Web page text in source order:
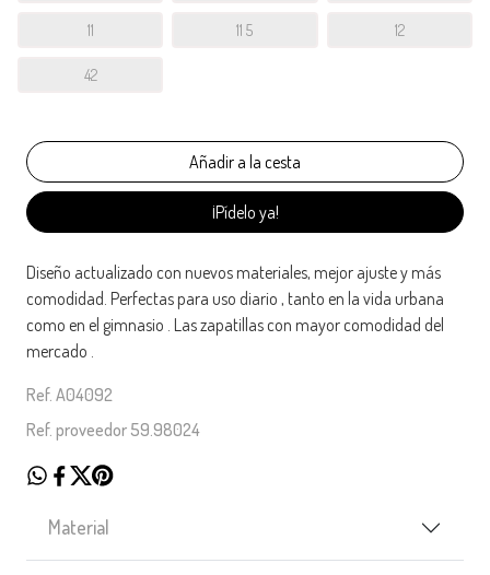
11 11 5 12
42
¡Pídelo ya!
Diseño actualizado con nuevos materiales, mejor ajuste y más
comodidad. Perfectas para uso diario , tanto en la vida urbana
como en el gimnasio . Las zapatillas con mayor comodidad del
mercado .
Ref. A04092
Ref. proveedor 59.98024
Material